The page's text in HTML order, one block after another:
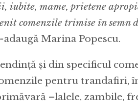
iubite, mame, prietene
comenzile trimise în semn
adaugă Marina Popescu.
și din specificul
pentru trandafiri,
–lalele, zambile,